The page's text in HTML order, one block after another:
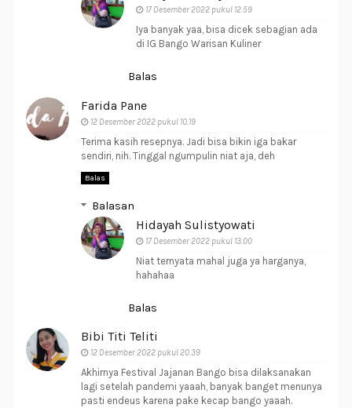
17 Desember 2022 pukul 12.59
Iya banyak yaa, bisa dicek sebagian ada
di IG Bango Warisan Kuliner
Balas
Farida Pane
12 Desember 2022 pukul 10.19
Terima kasih resepnya. Jadi bisa bikin iga bakar
sendiri, nih. Tinggal ngumpulin niat aja, deh
Balas
Balasan
Hidayah Sulistyowati
17 Desember 2022 pukul 13.00
Niat ternyata mahal juga ya harganya,
hahahaa
Balas
Bibi Titi Teliti
12 Desember 2022 pukul 20.39
Akhirnya Festival Jajanan Bango bisa dilaksanakan
lagi setelah pandemi yaaah, banyak banget menunya
pasti endeus karena pake kecap bango yaaah.